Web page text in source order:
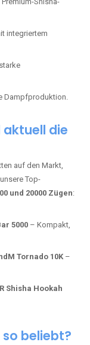
integriertem
Dampfproduktion.
aktuell die
auf den Markt,
Top-
und 20000 Zügen:
5000 – Kompakt,
Tornado 10K –
Shisha Hookah
beliebt?